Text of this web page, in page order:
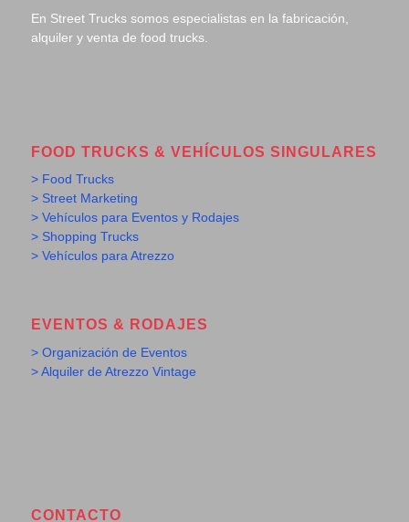
En Street Trucks somos especialistas en la fabricación,
alquiler y venta de food trucks.
FOOD TRUCKS & VEHÍCULOS SINGULARES
> Food Trucks
> Street Marketing
> Vehículos para Eventos y Rodajes
> Shopping Trucks
> Vehículos para Atrezzo
EVENTOS & RODAJES
> Organización de Eventos
> Alquiler de Atrezzo Vintage
CONTACTO